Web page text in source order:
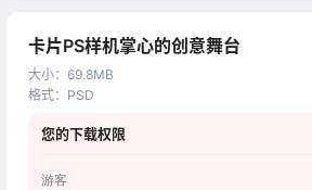
卡片PS样机掌心的创意舞台
大小： 69.8MB
格式： PSD
您的下载权限
游客